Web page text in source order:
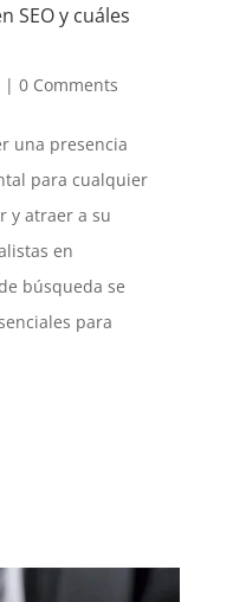
SEO y cuáles
| 0 Comments
una presencia
para cualquier
y atraer a su
en
búsqueda se
para